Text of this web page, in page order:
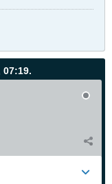
07:19.